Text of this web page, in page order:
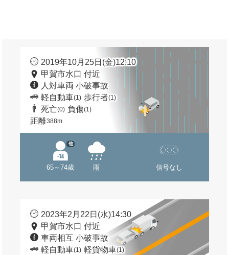
2019年10月25日(金)12:10
甲賀市水口 付近
人対車両 小破事故
軽自動車(1) 歩行者(1)
死亡(0) 負傷(1)
距離388m
65～74歳
他
雨 信号なし
2023年2月22日(水)14:30
甲賀市水口 付近
車両相互 小破事故
軽自動車(1) 軽貨物車(1)